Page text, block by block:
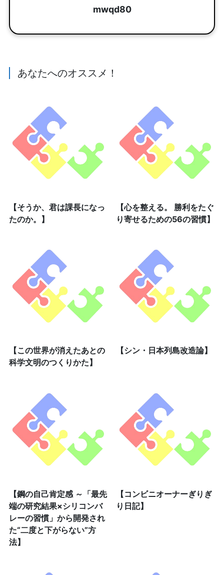
mwqd80
あなたへのオススメ！
【そうか、君は課長になっ
たのか。】
【心を整える。 勝利をたぐ
り寄せるための56の習慣】
【この世界が消えたあとの
科学文明のつくりかた】
【シン・日本列島改造論】
【鋼の自己肯定感 ～「最先
端の研究結果×シリコンバ
レーの習慣」から開発され
た“二度と下がらない”方
法】
【コンビニオーナーぎりぎ
り日記】